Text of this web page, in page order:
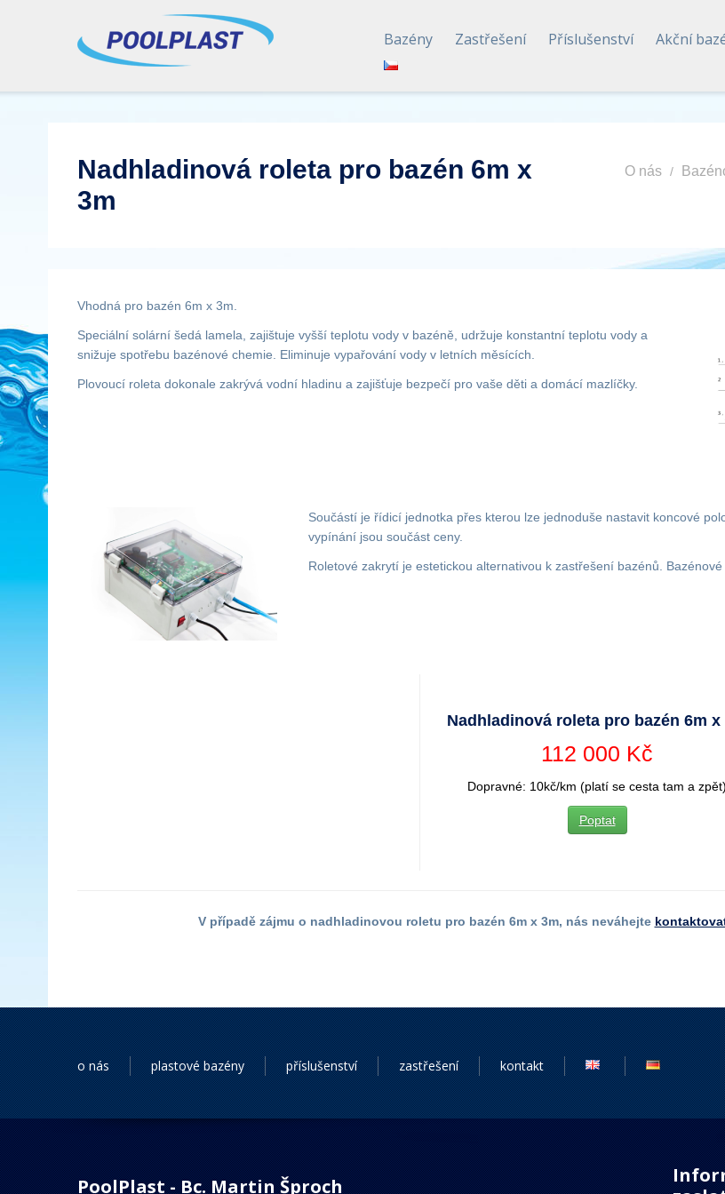
Bazény Zastřešení Příslušenství Akční
Nadhladinová roleta pro bazén 6m x
3m
O nás
Vhodná pro bazén 6m x 3m.
Speciální solární šedá lamela, zajištuje vyšší teplotu vody v bazéně, udržuje konstantní teplotu vody a
snižuje spotřebu bazénové chemie. Eliminuje vypařování vody v letních měsících.
Plovoucí roleta dokonale zakrývá vodní hladinu a zajišťuje bezpečí pro vaše děti a domácí mazlíčky.
Součástí je řídicí jednotka přes kterou lze jednoduše nastavit koncové
vypínání jsou součást ceny.
Roletové zakrytí je estetickou alternativou k zastřešení bazénů.
Nadhladinová roleta pro bazén 6m x
112 000 Kč
Dopravné: 10kč/km (platí se cesta tam a zpět)
Poptat
V případě zájmu o nadhladinovou roletu pro bazén 6m x 3m, nás neváhejte
o nás plastové bazény příslušenství zastřešení kontakt
PoolPlast - Bc. Martin Šproch